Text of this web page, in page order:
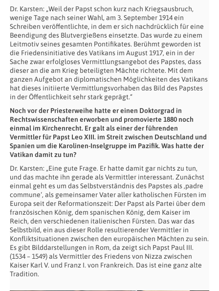
Dr. Karsten: „Weil der Papst schon kurz nach Kriegsausbruch,
wenige Tage nach seiner Wahl, am 3. September 1914 ein
Schreiben veröffentlichte, in dem er sich nachdrücklich für eine
Beendigung des Blutvergießens einsetzte. Das wurde zu einem
Leitmotiv seines gesamten Pontifikates. Berühmt geworden ist
die Friedensinitiative des Vatikans im August 1917, ein in der
Sache zwar erfolgloses Vermittlungsangebot des Papstes, dass
dieser an die am Krieg beteiligten Mächte richtete. Mit dem
ganzen Aufgebot an diplomatischen Möglichkeiten des Vatikans
hat dieses initiierte Vermittlungsvorhaben das Bild des Papstes
in der Öffentlichkeit sehr stark geprägt.“
Noch vor der Priesterweihe hatte er einen Doktorgrad in
Rechtswissenschaften erworben und promovierte 1880 noch
einmal im Kirchenrecht. Er galt als einer der führenden
Vermittler für Papst Leo XIII. im Streit zwischen Deutschland und
Spanien um die Karolinen-Inselgruppe im Pazifik. Was hatte der
Vatikan damit zu tun?
Dr. Karsten: „Eine gute Frage. Er hatte damit gar nichts zu tun,
und das machte ihn gerade als Vermittler interessant. Zunächst
einmal geht es um das Selbstverständnis des Papstes als ‚padre
commune‘, als gemeinsamer Vater aller katholischen Fürsten im
Europa seit der Reformationszeit: Der Papst als Partei über dem
französischen König, dem spanischen König, dem Kaiser im
Reich, den verschiedenen italienischen Fürsten. Das war das
Selbstbild, ein aus dieser Rolle resultierender Vermittler in
Konfliktsituationen zwischen den europäischen Mächten zu sein.
Es gibt Bilddarstellungen in Rom, da zeigt sich Papst Paul III.
(1534 – 1549) als Vermittler des Friedens von Nizza zwischen
Kaiser Karl V. und Franz I. von Frankreich. Das ist eine ganz alte
Tradition.